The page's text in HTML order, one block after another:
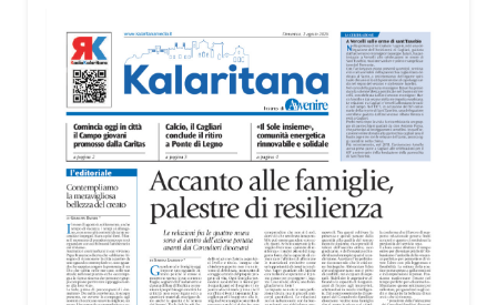
con disabilità nelle attività dell’OAMI al supporto nei
centri di accoglienza per migranti, dove
contribuiscono anche alla cura degli spazi comuni.
«Prendersi cura degli ambienti significa favorire
accoglienza e dignità», racconta Alessandro
Adimari.
Tra i partecipanti anche i seminaristi, impegnati
accanto agli anziani della casa di riposo Cristo Re.
«Un’esperienza di crescita umana e spirituale che
rafforza la vocazione al servizio», sottolinea